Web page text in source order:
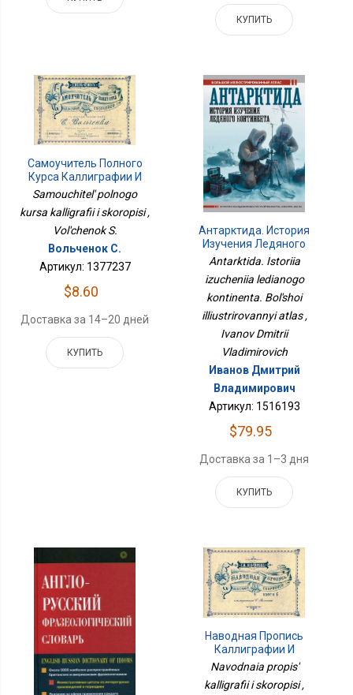
КУПИТЬ
Самоучитель Полного
Курса Каллиграфии И
Скорописи
Samouchitel' polnogo
kursa kalligrafii i skoropisi ,
Vol'chenok S.
Вольченок С.
Артикул: 1377237
$8.60
Доставка за 14–20 дней
КУПИТЬ
Антарктида. История
Изучения Ледяного
Континента. Большой
Атлас
Antarktida. Istoriia
izucheniia ledianogo
kontinenta. Bol'shoi
illiustrirovannyi atlas ,
Ivanov Dmitrii
Vladimirovich
Иванов Дмитрий
Владимирович
Артикул: 1516193
$79.95
Доставка за 1–3 дня
КУПИТЬ
Наводная Пропись
Каллиграфии И
Скорописи
Navodnaia propis'
kalligrafii i skoropisi ,